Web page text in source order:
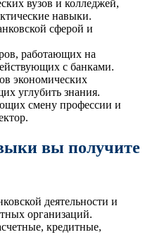
вузов и колледжей,
навыки.
сферой и
работающих на
с банками.
экономических
углубить знания.
смену профессии и
вы получите
деятельности и
организаций.
кредитные,